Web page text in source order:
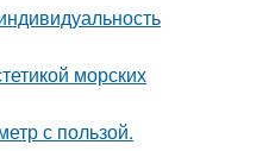
морских
с пользой.